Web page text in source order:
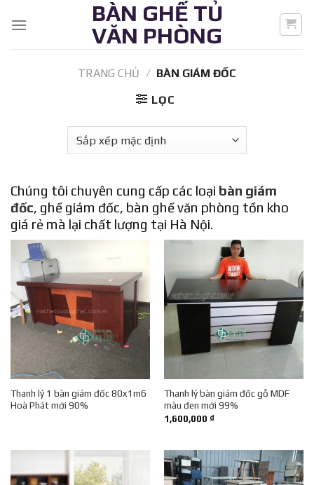
BÀN GHẾ TỦ
VĂN PHÒNG
TRANG CHỦ / BÀN GIÁM ĐỐC
LỌC
Chúng tôi chuyên cung cấp các loại bàn giám
đốc, ghế giám đốc, bàn ghế văn phòng tồn kho
giá rẻ mà lại chất lượng tại Hà Nội.
Thanh lý 1 bàn giám đốc 80x1m6
Hoà Phát mới 90%
Thanh lý bàn giám đốc gỗ MDF
màu đen mới 99%
1,600,000 ₫